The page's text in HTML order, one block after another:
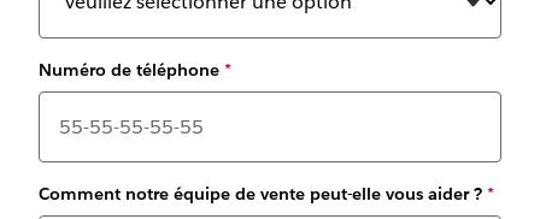
Numéro de téléphone *
Comment notre équipe de vente peut-elle vous aider ? *